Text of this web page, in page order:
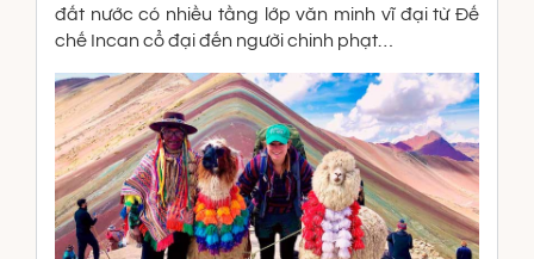
đất nước có nhiều tầng lớp văn minh vĩ đại từ Đế
chế Incan cổ đại đến người chinh phạt…